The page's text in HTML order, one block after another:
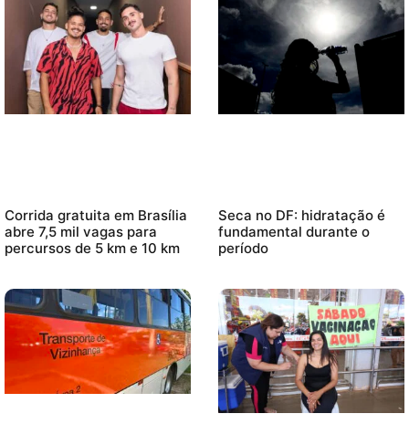
Corrida gratuita em Brasília
abre 7,5 mil vagas para
percursos de 5 km e 10 km
Seca no DF: hidratação é
fundamental durante o
período